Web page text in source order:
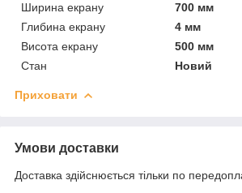
Ширина екрану
700 мм
Глибина екрану
4 мм
Висота екрану
500 мм
Стан
Новий
Приховати
Умови доставки
Доставка здійснюється тільки по